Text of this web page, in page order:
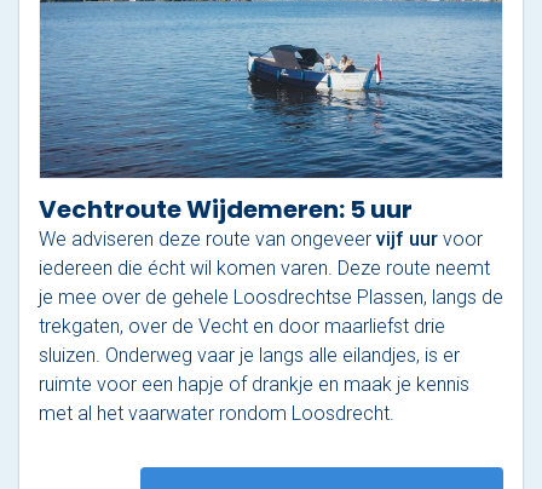
Vechtroute Wijdemeren: 5 uur
We adviseren deze route van ongeveer vijf uur voor
iedereen die écht wil komen varen. Deze route neemt
je mee over de gehele Loosdrechtse Plassen, langs de
trekgaten, over de Vecht en door maarliefst drie
sluizen. Onderweg vaar je langs alle eilandjes, is er
ruimte voor een hapje of drankje en maak je kennis
met al het vaarwater rondom Loosdrecht.